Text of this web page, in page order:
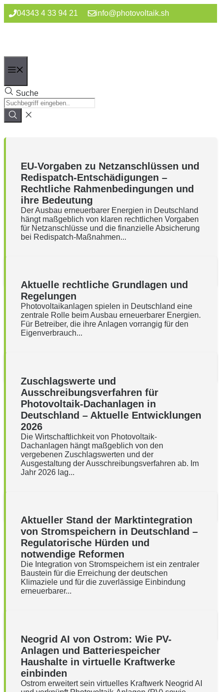
Zum
Inhalt
springen
04343 4 33 94 21 info@photovoltaik.sh
Suche
EU-Vorgaben zu Netzanschlüssen und
Redispatch-Entschädigungen –
Rechtliche Rahmenbedingungen und
ihre Bedeutung
Der Ausbau erneuerbarer Energien in Deutschland
hängt maßgeblich von klaren rechtlichen Vorgaben
für Netzanschlüsse und die finanzielle Absicherung
bei Redispatch-Maßnahmen...
Aktuelle rechtliche Grundlagen und
Regelungen
Photovoltaikanlagen spielen in Deutschland eine
zentrale Rolle beim Ausbau erneuerbarer Energien.
Für Betreiber, die ihre Anlagen vorrangig für den
Eigenverbrauch...
Zuschlagswerte und
Ausschreibungsverfahren für
Photovoltaik-Dachanlagen in
Deutschland – Aktuelle Entwicklungen
2026
Die Wirtschaftlichkeit von Photovoltaik-
Dachanlagen hängt maßgeblich von den
vergebenen Zuschlagswerten und der
Ausgestaltung der Ausschreibungsverfahren ab. Im
Jahr 2026 lag...
Aktueller Stand der Marktintegration
von Stromspeichern in Deutschland –
Regulatorische Hürden und
notwendige Reformen
Die Integration von Stromspeichern ist ein zentraler
Baustein für die Erreichung der deutschen
Klimaziele und für die zuverlässige Einbindung
erneuerbarer...
Neogrid AI von Ostrom: Wie PV-
Anlagen und Batteriespeicher
Haushalte in virtuelle Kraftwerke
einbinden
Ostrom erweitert sein virtuelles Kraftwerk Neogrid AI